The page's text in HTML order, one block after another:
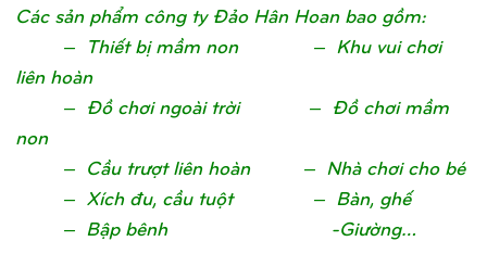
Các sản phẩm công ty Đảo Hân Hoan bao gồm:
– Thiết bị mầm non – Khu vui chơi
liên hoàn
– Đồ chơi ngoài trời – Đồ chơi mầm
non
– Cầu trượt liên hoàn – Nhà chơi cho bé
– Xích đu, cầu tuột – Bàn, ghế
– Bập bênh -Giường…